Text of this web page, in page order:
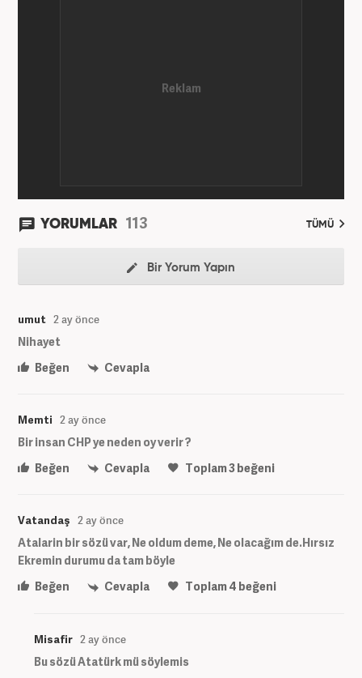
YORUMLAR 113 TÜMÜ
Bir Yorum Yapın
umut 2 ay önce
Nihayet
Beğen
Cevapla
Memti 2 ay önce
Bir insan CHP ye neden oy verir ?
Beğen
Cevapla Toplam3beğeni
Vatandaş 2 ay önce
Atalarin bir sözü var, Ne oldum deme, Ne olacağım de.Hırsız
Ekremin durumu da tam böyle
Beğen
Cevapla Toplam4 beğeni
Misafir 2 ay önce
Bu sözü Atatürk mü söylemis